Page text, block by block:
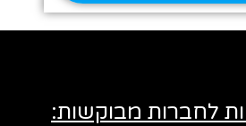
לחברות מבוקשות: